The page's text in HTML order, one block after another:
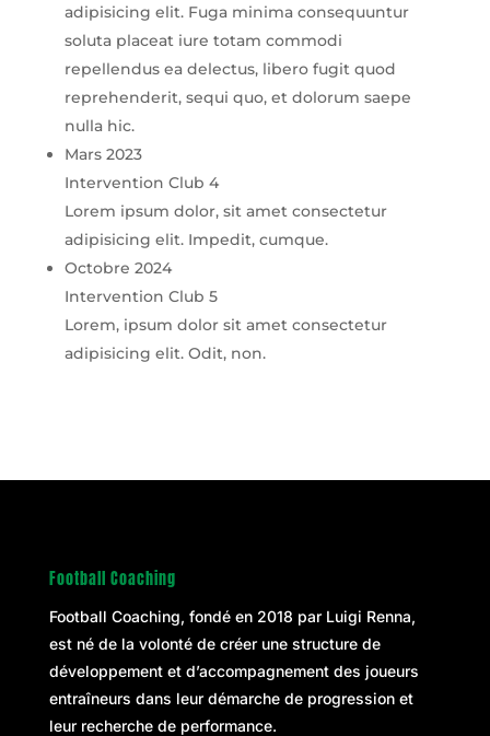
adipisicing elit. Fuga minima consequuntur
soluta placeat iure totam commodi
repellendus ea delectus, libero fugit quod
reprehenderit, sequi quo, et dolorum saepe
nulla hic.
Mars 2023
Intervention Club 4
Lorem ipsum dolor, sit amet consectetur
adipisicing elit. Impedit, cumque.
Octobre 2024
Intervention Club 5
Lorem, ipsum dolor sit amet consectetur
adipisicing elit. Odit, non.
Football Coaching
Football Coaching, fondé en 2018 par Luigi Renna,
est né de la volonté de créer une structure de
développement et d’accompagnement des joueurs
entraîneurs dans leur démarche de progression et
leur recherche de performance.